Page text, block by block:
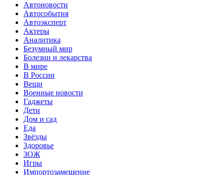
Автоновости
Автособытия
Автоэксперт
Актеры
Аналитика
Безумный мир
Болезни и лекарства
В мире
В России
Вещи
Военные новости
Гаджеты
Дети
Дом и сад
Еда
Звёзды
Здоровье
ЗОЖ
Игры
Импортозамещение